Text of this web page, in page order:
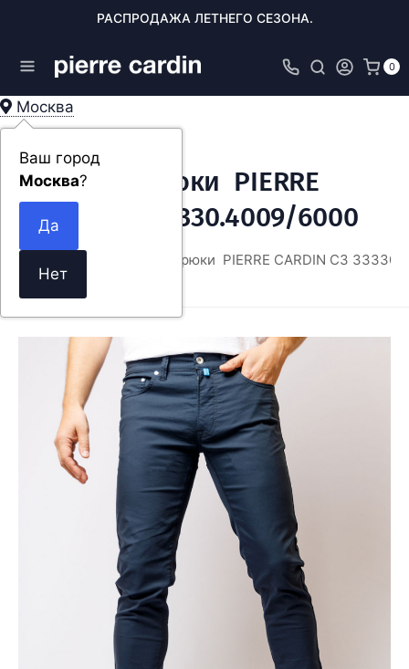
РАСПРОДАЖА ЛЕТНЕГО СЕЗОНА.
0
Москва
Ваш город
Москва?
Мужские брюки PIERRE
CARDIN C3 33330.4009/6000
Мужские брюки PIERRE CARDIN C3